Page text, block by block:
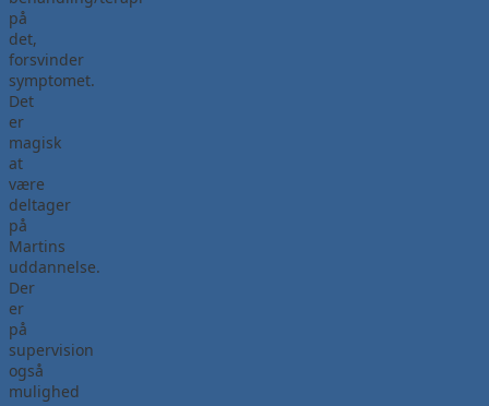
på
det,
forsvinder
symptomet.
Det
er
magisk
at
være
deltager
på
Martins
uddannelse.
Der
er
på
supervision
også
mulighed